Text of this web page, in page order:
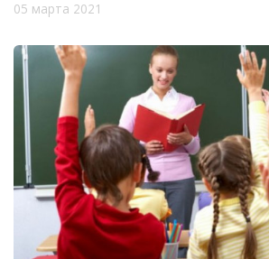
05 марта 2021